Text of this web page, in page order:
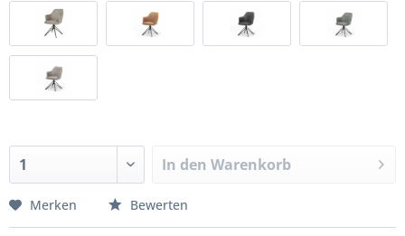
In den Warenkorb
Merken Bewerten